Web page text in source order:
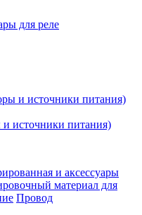
для реле
и источники питания)
источники питания)
и аксессуары
материал для
Провод